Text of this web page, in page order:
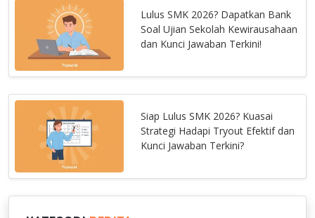
Lulus SMK 2026? Dapatkan Bank
Soal Ujian Sekolah Kewirausahaan
dan Kunci Jawaban Terkini!
Siap Lulus SMK 2026? Kuasai
Strategi Hadapi Tryout Efektif dan
Kunci Jawaban Terkini?